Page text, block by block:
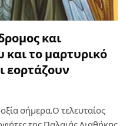
και
και το μαρτυρικό
εορτάζουν
σήμερα.Ο τελευταίος